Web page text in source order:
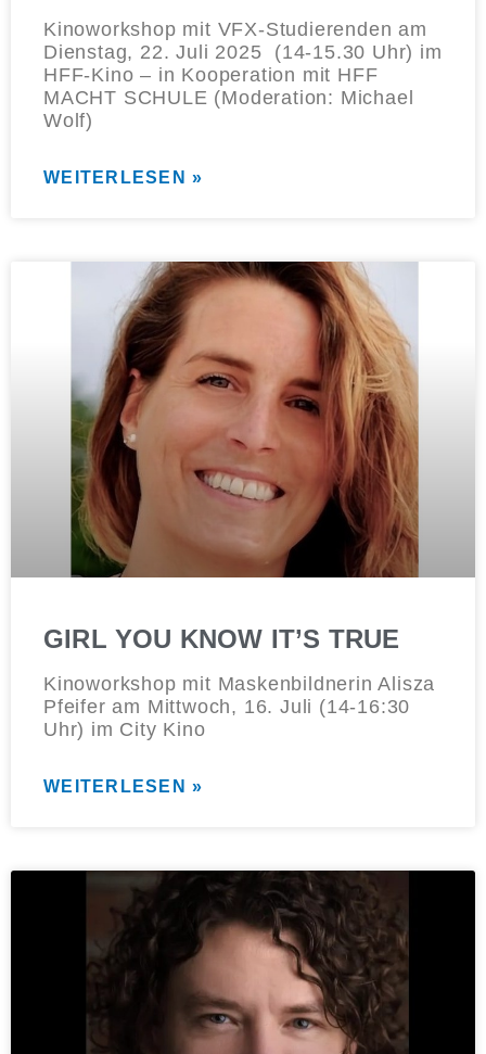
Kinoworkshop mit VFX-Studierenden am
Dienstag, 22. Juli 2025 (14-15.30 Uhr) im
HFF-Kino – in Kooperation mit HFF
MACHT SCHULE (Moderation: Michael
Wolf)
WEITERLESEN »
GIRL YOU KNOW IT’S TRUE
Kinoworkshop mit Maskenbildnerin Alisza
Pfeifer am Mittwoch, 16. Juli (14-16:30
Uhr) im City Kino
WEITERLESEN »